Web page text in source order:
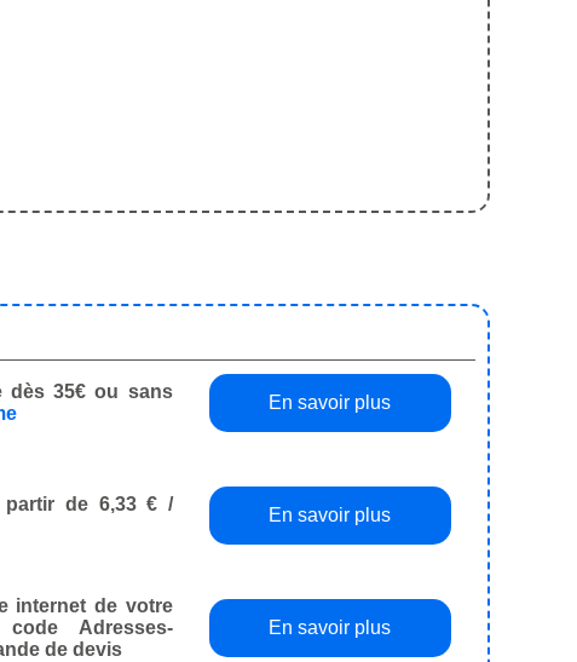
dès 35€ ou sans
En savoir plus
partir de 6,33 € /
En savoir plus
internet de votre
Adresses-
de devis
En savoir plus